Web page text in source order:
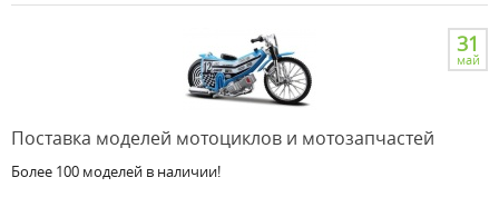
31
май
Поставка моделей мотоциклов и мотозапчастей
Более 100 моделей в наличии!